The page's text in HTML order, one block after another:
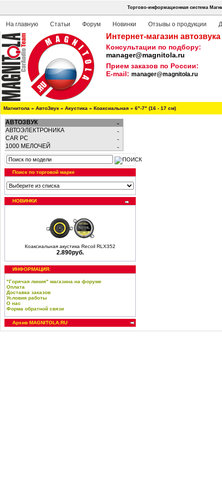
Торгово-информационная система
На главную Статьи Форум Новинки Отзывы о продукции
Интернет-магазин
Консультации по подбору:
manager@magnitola.ru
Прием заказов по России:
E-mail: manager@magnitola.ru
Магнитола » АвтоЗвук » Акустика » Коаксиальная » 6"-7" (16 - 17 см)
АВТОЗВУК
АВТОЭЛЕКТРОНИКА
CAR PC
1000 МЕЛОЧЕЙ
Поиск по торговой марке
НОВИНКИ
Коаксиальная акустика Recoil RLX352
2.890руб.
ИНФОРМАЦИЯ:
"Горячая линия" магазина на форуме
Оплата
Доставка заказов
Условия работы
О нас
Форма обратной связи
Архив MAGNITOLA.RU